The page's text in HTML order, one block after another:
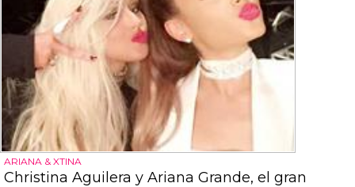
ARIANA & XTINA
Christina Aguilera y Ariana Grande, el gran